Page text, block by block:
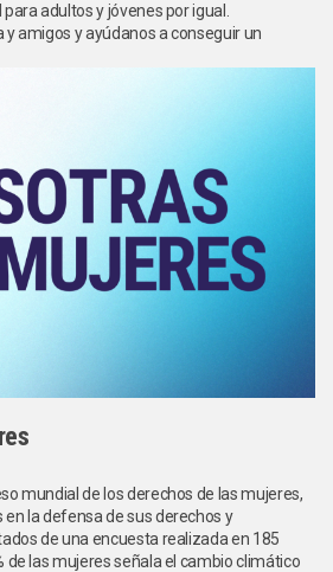
adultos y jóvenes por igual.
amigos y ayúdanos a conseguir un
mundial de los derechos de las mujeres,
la defensa de sus derechos y
de una encuesta realizada en 185
de las mujeres señala el cambio climático